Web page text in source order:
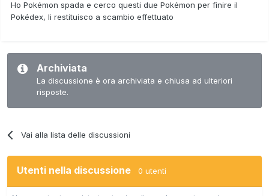
Ho Pokémon spada e cerco questi due Pokémon per finire il
Pokédex, li restituisco a scambio effettuato
Archiviata
La discussione è ora archiviata e chiusa ad ulteriori
risposte.
Vai alla lista delle discussioni
Utenti nella discussione 0 utenti